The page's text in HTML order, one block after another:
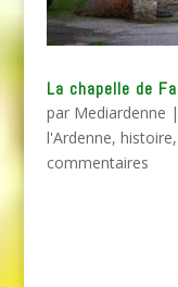
La chapelle de
par Mediardenne |
l'Ardenne, histoire,
commentaires